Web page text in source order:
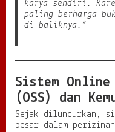
karya sendiri.
paling berharga
di baliknya.”
Sistem
(OSS) dan
Sejak diluncurkan,
besar dalam